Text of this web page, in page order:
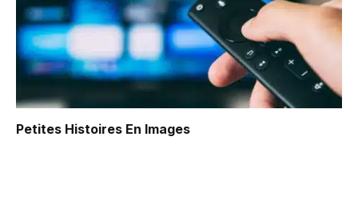
Petites Histoires En Images